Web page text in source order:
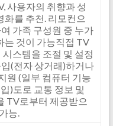
사용자의 취향과 성
화를 추천. 리모컨으
가족 구성원 중 누가
는 것이 가능직접 TV
스템을 조절 및 설정
(전자 상거래)하거나
원 (일부 컴퓨터 기능
)도로 교통 정보 및
TV로부터 제공받으
능.